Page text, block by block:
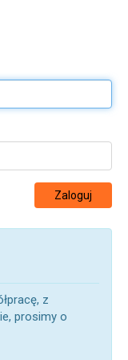
Zaloguj
z
prosimy o